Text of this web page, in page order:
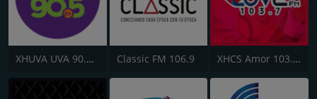
XHUVA UVA 90.5 FM Classic FM 106.9 XHCS Amor 103.7 FM